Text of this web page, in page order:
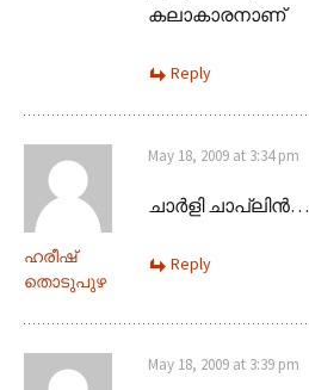
കലാകാരനാണ്
Reply
ഹരീഷ്
തൊടുപുഴ
May 18, 2009 at 3:34 pm
ചാര്‍ളി ചാപ്ലിന്‍…
Reply
May 18, 2009 at 3:39 pm